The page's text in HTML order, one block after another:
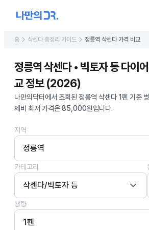
홈 삭센다 총정리 가이드 정릉역 삭센다 가격 비교
정릉역 삭센다 • 빅토자 등 다이
교 정보 (2026)
나만의닥터에서 조회된 정릉역 삭센다 1펜 기
제비 최저 가격은 85,000원입니다.
지역
정릉역
카테고리
삭센다/빅토자 등
용량
1펜